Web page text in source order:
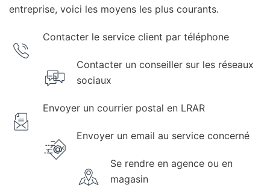
entreprise, voici les moyens les plus courants.
Contacter le service client par téléphone
Contacter un conseiller sur les réseaux
sociaux
Envoyer un courrier postal en LRAR
Envoyer un email au service concerné
Se rendre en agence ou en
magasin